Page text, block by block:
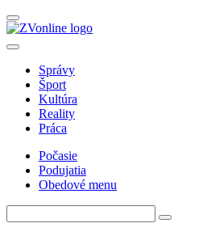
Správy
Šport
Kultúra
Reality
Práca
Počasie
Podujatia
Obedové menu